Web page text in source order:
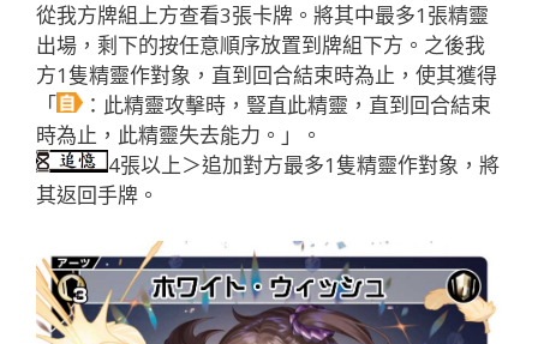
從我方牌組上方查看3張卡牌。將其中最多1張精靈
出場，剩下的按任意順序放置到牌組下方。之後我
方1隻精靈作對象，直到回合結束時為止，使其獲得
「
：此精靈攻擊時，豎直此精靈，直到回合結束
時為止，此精靈失去能力。」。
4張以上＞追加對方最多1隻精靈作對象，將
其返回手牌。